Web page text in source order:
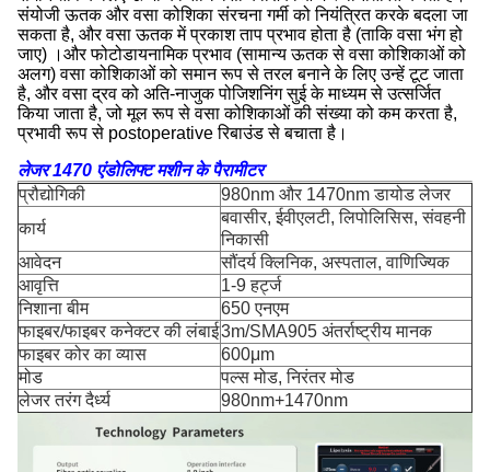
संयोजी ऊतक और वसा कोशिका संरचना गर्मी को नियंत्रित करके बदला जा
सकता है, और वसा ऊतक में प्रकाश ताप प्रभाव होता है (ताकि वसा भंग हो
जाए) ।और फोटोडायनामिक प्रभाव (सामान्य ऊतक से वसा कोशिकाओं को
अलग) वसा कोशिकाओं को समान रूप से तरल बनाने के लिए उन्हें टूट जाता
है, और वसा द्रव को अति-नाजुक पोजिशनिंग सुई के माध्यम से उत्सर्जित
किया जाता है, जो मूल रूप से वसा कोशिकाओं की संख्या को कम करता है,
प्रभावी रूप से postoperative रिबाउंड से बचाता है।
लेजर 1470 एंडोलिफ्ट मशीन के पैरामीटर
प्रौद्योगिकी
980nm और 1470nm डायोड लेजर
कार्य
बवासीर, ईवीएलटी, लिपोलिसिस, संवहनी
निकासी
आवेदन
सौंदर्य क्लिनिक, अस्पताल, वाणिज्यिक
आवृत्ति
1-9 हर्ट्ज
निशाना बीम
650 एनएम
फाइबर/फाइबर कनेक्टर की लंबाई3m/SMA905 अंतर्राष्ट्रीय मानक
फाइबर कोर का व्यास
600μm
मोड
पल्स मोड, निरंतर मोड
लेजर तरंग दैर्ध्य
980nm+1470nm